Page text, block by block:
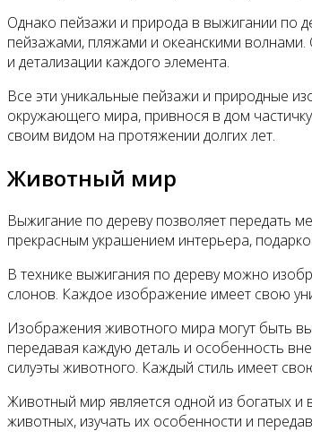
Однако пейзажи и природа в выжигании по
пейзажами, пляжами и океанскими волнами.
и детализации каждого элемента.
Все эти уникальные пейзажи и природные
окружающего мира, привнося в дом
своим видом на протяжении долгих лет.
Животный мир
Выжигание по дереву позволяет передать
прекрасным украшением интерьера,
В технике выжигания по дереву можно
слонов. Каждое изображение имеет свою
Изображения животного мира могут быть
передавая каждую деталь и особенность
силуэты животного. Каждый стиль имеет
Животный мир является одной из богатых и
животных, изучать их особенности и